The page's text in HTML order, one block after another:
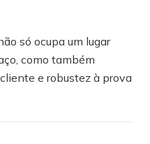
só ocupa um lugar
como também
e robustez à prova